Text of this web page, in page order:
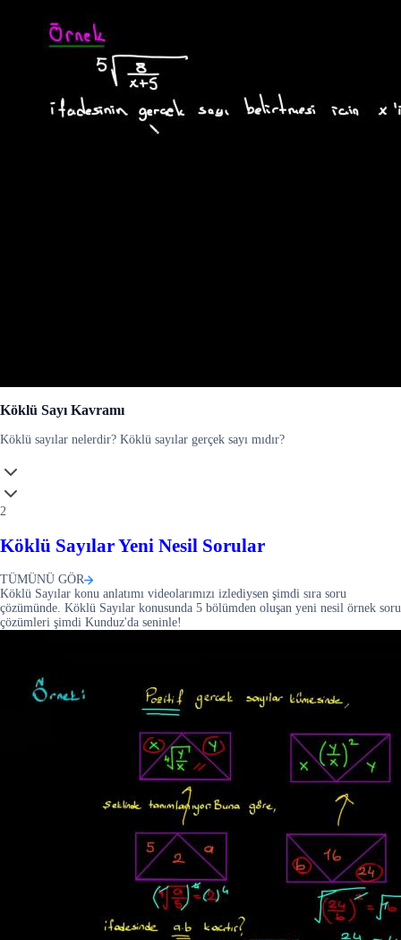
Köklü Sayı Kavramı
Köklü sayılar nelerdir? Köklü sayılar gerçek sayı mıdır?
2
Köklü Sayılar Yeni Nesil Sorular
TÜMÜNÜ GÖR
Köklü Sayılar konu anlatımı videolarımızı izlediysen şimdi sıra soru
çözümünde. Köklü Sayılar konusunda 5 bölümden oluşan yeni nesil örnek soru
çözümleri şimdi Kunduz'da seninle!